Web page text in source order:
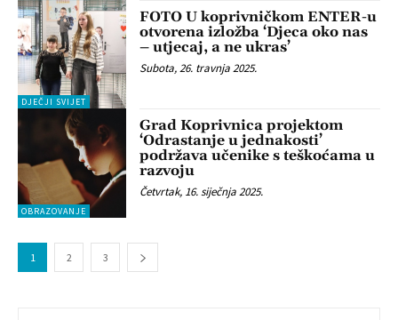
DJEČJI SVIJET
FOTO U koprivničkom ENTER-u
otvorena izložba ‘Djeca oko nas
– utjecaj, a ne ukras’
Subota, 26. travnja 2025.
OBRAZOVANJE
Grad Koprivnica projektom
‘Odrastanje u jednakosti’
podržava učenike s teškoćama u
razvoju
Četvrtak, 16. siječnja 2025.
1 2 3